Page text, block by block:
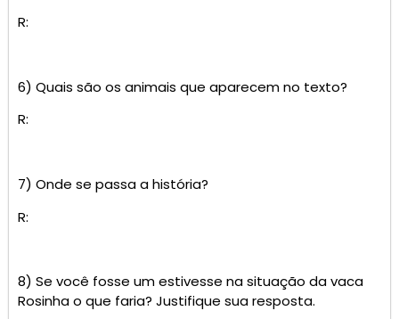
R:
6) Quais são os animais que aparecem no texto?
R:
7) Onde se passa a história?
R:
8) Se você fosse um estivesse na situação da vaca
Rosinha o que faria? Justifique sua resposta.